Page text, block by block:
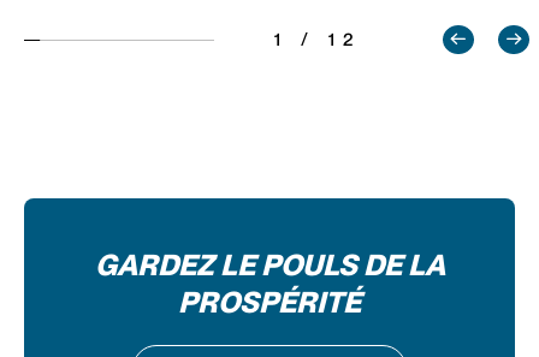
1 / 12
GARDEZ LE POULS DE LA
PROSPÉRITÉ